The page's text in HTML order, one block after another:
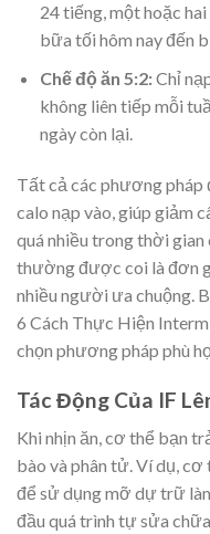
24 tiếng, một hoặc
bữa tối hôm nay đến
Chế độ ăn 5:2:Chỉ
không liên tiếp mỗi
ngày còn lại.
Tất cả các phương
calo nạp vào, giúp giảm
quá nhiều trong thời
thường được coi là đơn
nhiều người ưa chuộng.
6 Cách Thực Hiện
chọn phương pháp phù
Tác Động Của IF
Khi nhịn ăn, cơ thể bạn
bào và phân tử. Ví dụ, cơ
để sử dụng mỡ dự trữ
đầu quá trình tự sửa